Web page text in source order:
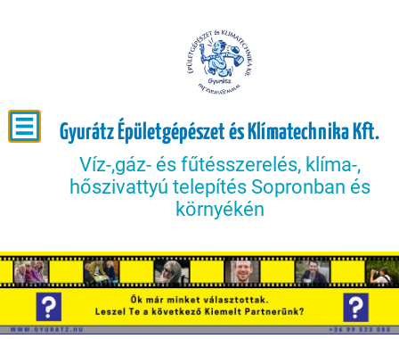
Gyurátz Épületgépészet és Klímatechnika Kft.
Víz-,gáz- és fűtésszerelés, klíma-,
hőszivattyú telepítés Sopronban és
környékén